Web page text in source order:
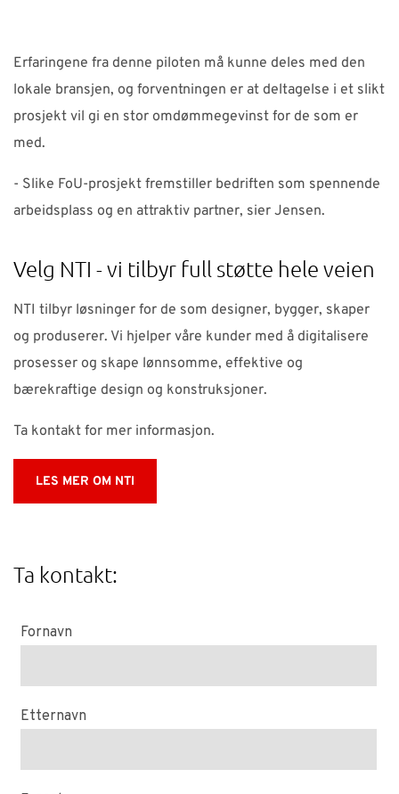
Erfaringene fra denne piloten må kunne deles med den
lokale bransjen, og forventningen er at deltagelse i et slikt
prosjekt vil gi en stor omdømmegevinst for de som er
med.
- Slike FoU-prosjekt fremstiller bedriften som spennende
arbeidsplass og en attraktiv partner, sier Jensen.
Velg NTI - vi tilbyr full støtte hele veien
NTI tilbyr løsninger for de som designer, bygger, skaper
og produserer. Vi hjelper våre kunder med å digitalisere
prosesser og skape lønnsomme, effektive og
bærekraftige design og konstruksjoner.
Ta kontakt for mer informasjon.
LES MER OM NTI
Ta kontakt: